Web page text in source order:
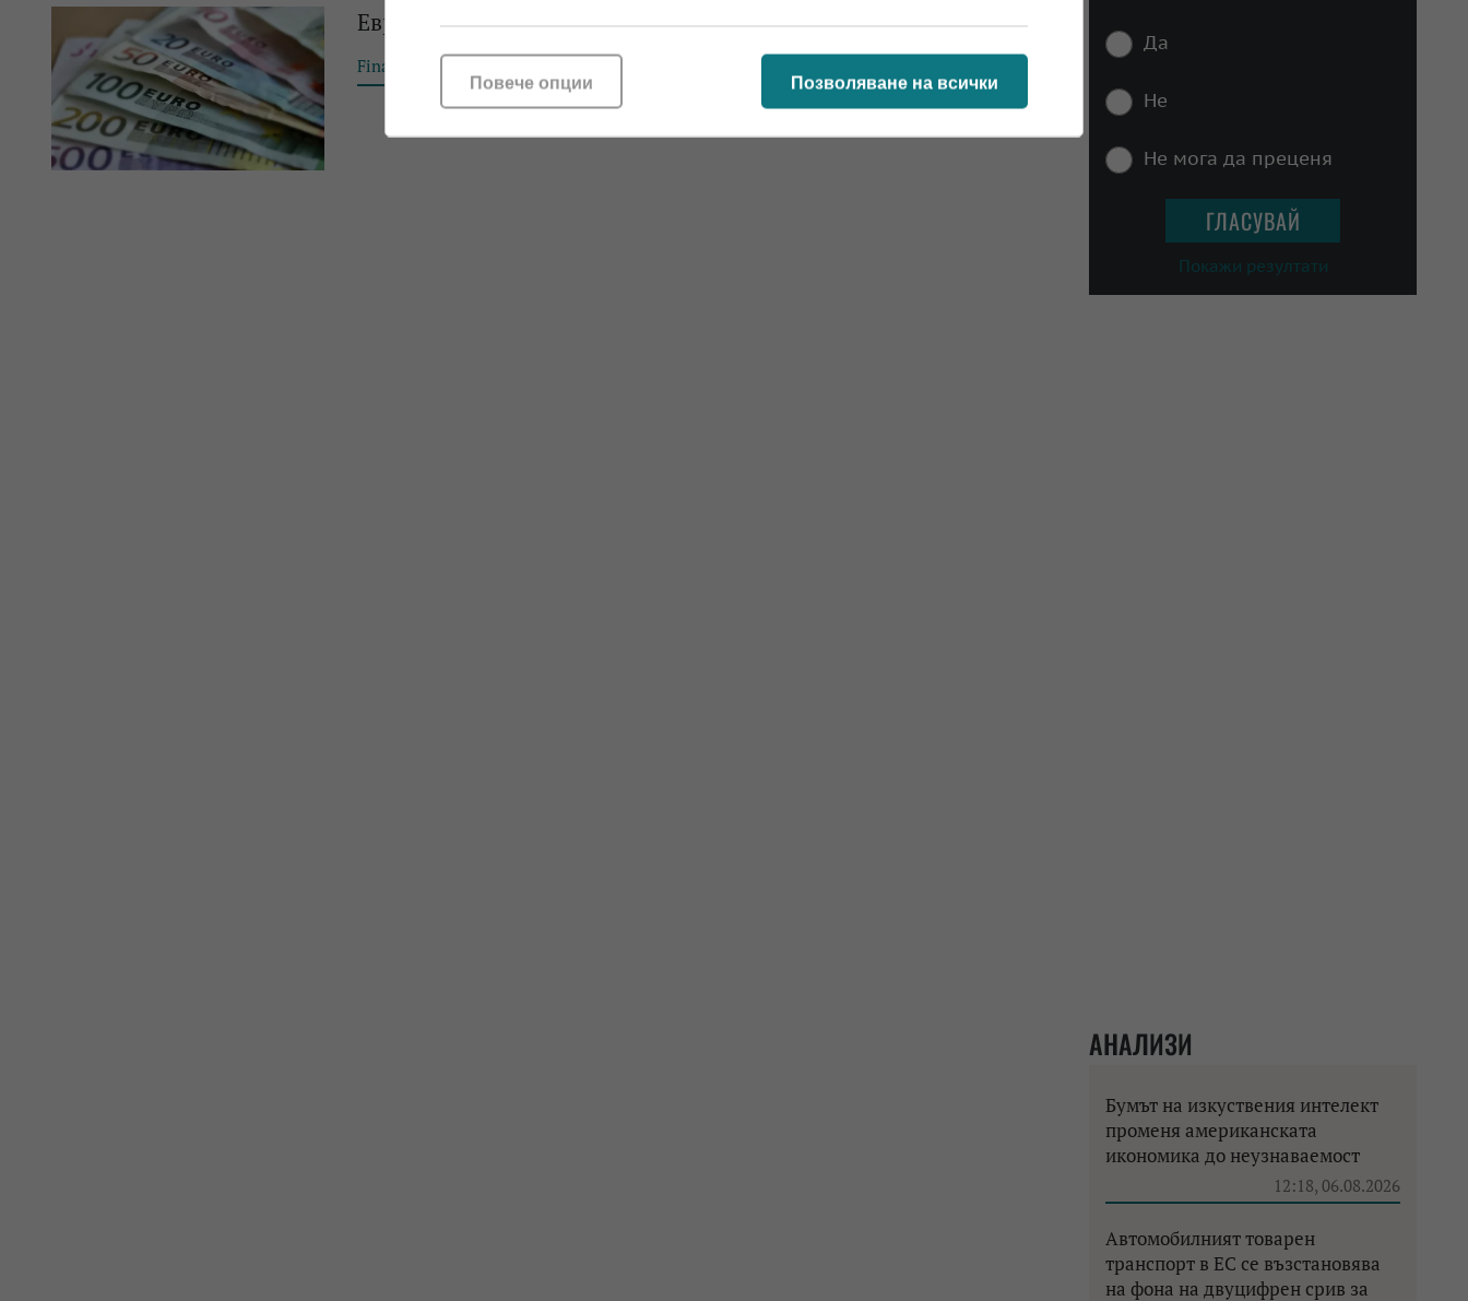
Еврото остава под 1,07 долара
Financial Tribune 09:21, 18.04.2024
Да
Не
Не мога да преценя
Покажи резултати
АНАЛИЗИ
Бумът на изкуствения интелект
променя американската
икономика до неузнаваемост
12:18, 06.08.2026
Автомобилният товарен
транспорт в ЕС се възстановява
на фона на двуцифрен срив за
Позволяване на всички
Повече опции